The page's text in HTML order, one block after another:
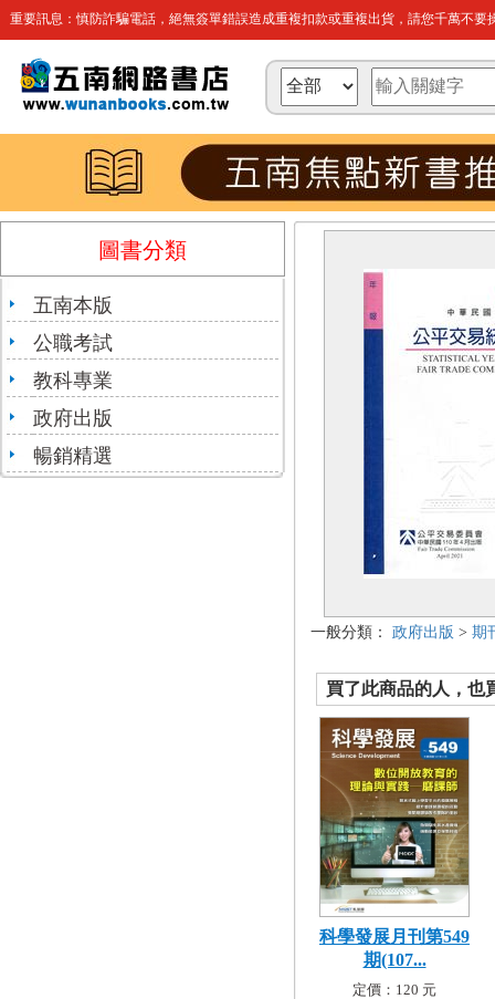
重要訊息：慎防詐騙電話，絕無簽單錯誤造成重複扣款或重複出貨，請您千萬不要
圖書分類
五南本版
公職考試
教科專業
政府出版
暢銷精選
一般分類： 政府出版 > 期
買了此商品的人，也
科學發展月刊第549
期(107...
定價：120 元